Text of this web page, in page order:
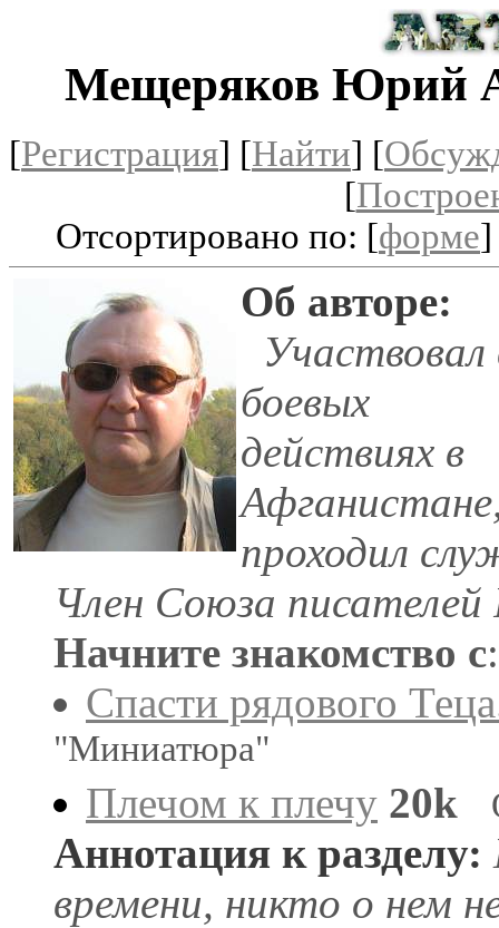
Мещеряков Юрий
[Регистрация] [Найти] [
[
Отсортировано по: [форме
Об авторе:
Участвовал
боевых
действиях в
проходил
Член Союза писателей
Начните знакомство с:
Спасти рядового
"Миниатюра"
Плечом к плечу 20k
Аннотация к разделу:
времени, никто о нем